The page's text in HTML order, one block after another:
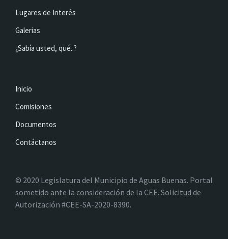
Lugares de Interés
Galerias
¿Sabía usted, qué..?
Inicio
Comisiones
Documentos
Contáctanos
© 2020 Legislatura del Municipio de Aguas Buenas. Portal
sometido ante la consideración de la CEE. Solicitud de
Autorización #CEE-SA-2020-8390.